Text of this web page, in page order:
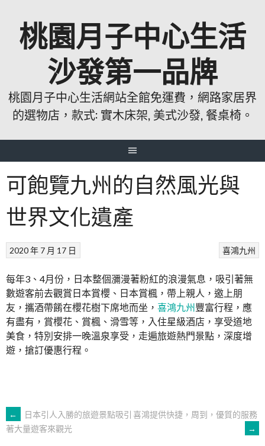
桃園月子中心生活
沙發第一品牌
桃園月子中心生活網站全館免運費，網路家居界
的選物店，款式: 實木床架, 美式沙發, 餐桌椅。
可飽覽九州的自然風光與
世界文化遺產
喜鴻九州
2020 年 7 月 17 日
每年3、4月份，日本整個瀰漫著粉紅的浪漫氣息，吸引著無
數遊客前去觀賞日本賞櫻、日本賞楓，帶上親人，邀上朋
友，攜酒帶餚在櫻花樹下席地而坐， 喜鴻九州豐富行程，應
有盡有，賞櫻花、賞楓、滑雪等，入住星級酒店，享受道地
美食，特別安排一晚溫泉享受，走遍旅遊熱門景點，深度增
遊，搶訂優惠行程。
文
←
日本引人入勝的旅遊景點吸引
著大量遊客來觀光
喜鴻提供快捷，周到，優質的服務
→